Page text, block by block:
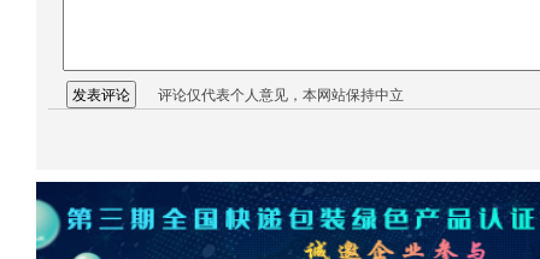
评论仅代表个人意见，本网站保持中立